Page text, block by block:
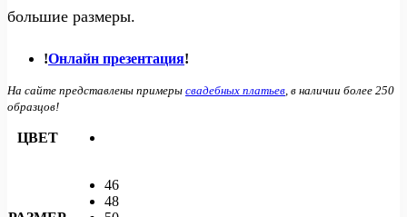
большие размеры.
!Онлайн презентация!
На сайте представлены примеры свадебных платьев , в наличии более 250
образцов!
ЦВЕТ
46
48